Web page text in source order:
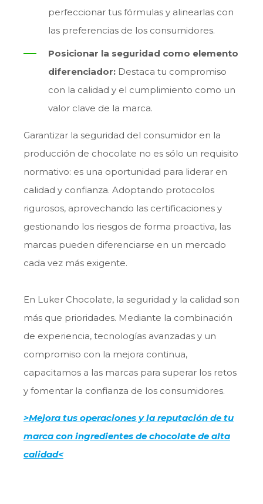
perfeccionar tus fórmulas y alinearlas con
las preferencias de los consumidores.
Posicionar la seguridad como elemento
diferenciador: Destaca tu compromiso
con la calidad y el cumplimiento como un
valor clave de la marca.
Garantizar la seguridad del consumidor en la
producción de chocolate no es sólo un requisito
normativo: es una oportunidad para liderar en
calidad y confianza. Adoptando protocolos
rigurosos, aprovechando las certificaciones y
gestionando los riesgos de forma proactiva, las
marcas pueden diferenciarse en un mercado
cada vez más exigente.
En Luker Chocolate, la seguridad y la calidad son
más que prioridades. Mediante la combinación
de experiencia, tecnologías avanzadas y un
compromiso con la mejora continua,
capacitamos a las marcas para superar los retos
y fomentar la confianza de los consumidores.
>Mejora tus operaciones y la reputación de tu
marca con ingredientes de chocolate de alta
calidad<